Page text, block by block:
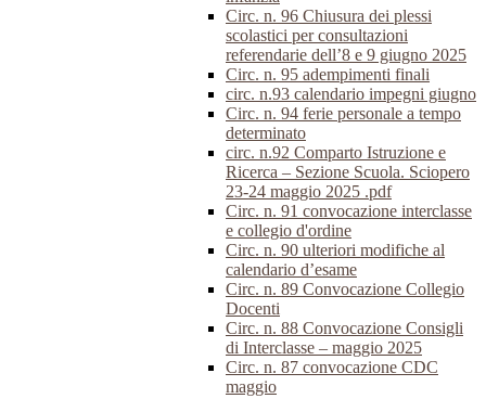
Circ. n. 96 Chiusura dei plessi
scolastici per consultazioni
referendarie dell’8 e 9 giugno 2025
Circ. n. 95 adempimenti finali
circ. n.93 calendario impegni giugno
Circ. n. 94 ferie personale a tempo
determinato
circ. n.92 Comparto Istruzione e
Ricerca – Sezione Scuola. Sciopero
23-24 maggio 2025 .pdf
Circ. n. 91 convocazione interclasse
e collegio d'ordine
Circ. n. 90 ulteriori modifiche al
calendario d’esame
Circ. n. 89 Convocazione Collegio
Docenti
Circ. n. 88 Convocazione Consigli
di Interclasse – maggio 2025
Circ. n. 87 convocazione CDC
maggio